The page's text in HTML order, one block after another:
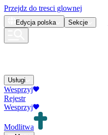
Przejdz do tresci glownej
Edycja polska Sekcje
Usługi
Wesprzyj
Rejestr
Wesprzyj
Modlitwa